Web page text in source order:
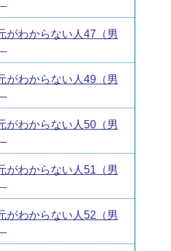
がわからない人47（男
がわからない人49（男
がわからない人50（男
がわからない人51（男
がわからない人52（男